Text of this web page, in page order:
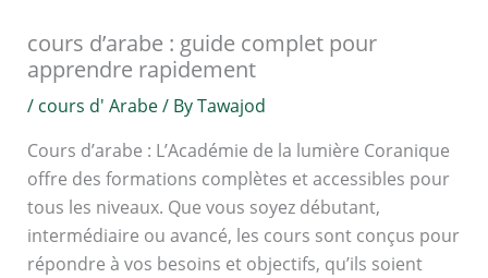
cours d’arabe : guide complet pour
apprendre rapidement
/ cours d' Arabe/ ByTawajod
Cours d’arabe : L’Académie de la lumière Coranique
offre des formations complètes et accessibles pour
tous les niveaux. Que vous soyez débutant,
intermédiaire ou avancé, les cours sont conçus pour
répondre à vos besoins et objectifs, qu’ils soient